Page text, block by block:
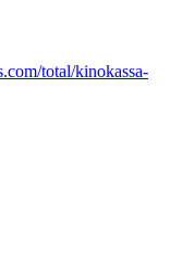
total/kinokassa-